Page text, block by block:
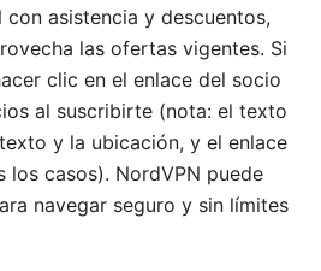
asistencia y descuentos,
las ofertas vigentes. Si
clic en el enlace del socio
al suscribirte (nota: el texto
y la ubicación, y el enlace
los casos). NordVPN puede
navegar seguro y sin límites